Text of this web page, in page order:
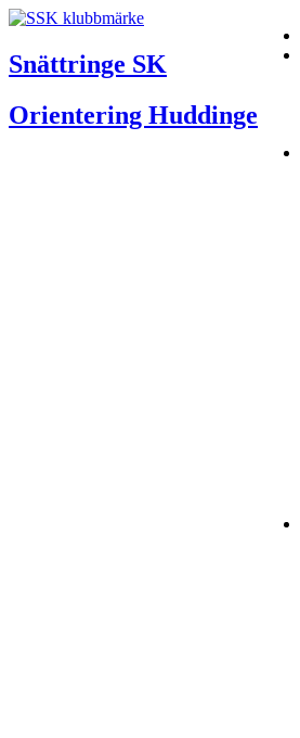
Snättringe SK
Orientering Huddinge